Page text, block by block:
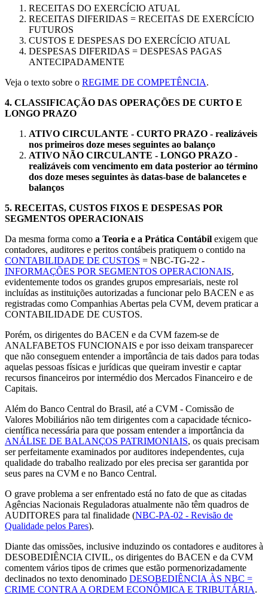
RECEITAS DO EXERCÍCIO ATUAL
RECEITAS DIFERIDAS = RECEITAS DE EXERCÍCIO
FUTUROS
CUSTOS E DESPESAS DO EXERCÍCIO ATUAL
DESPESAS DIFERIDAS = DESPESAS PAGAS
ANTECIPADAMENTE
Veja o texto sobre o REGIME DE COMPETÊNCIA.
4. CLASSIFICAÇÃO DAS OPERAÇÕES DE CURTO E
LONGO PRAZO
ATIVO CIRCULANTE - CURTO PRAZO - realizáveis
nos primeiros doze meses seguintes ao balanço
ATIVO NÃO CIRCULANTE - LONGO PRAZO -
realizáveis com vencimento em data posterior ao término
dos doze meses seguintes às datas-base de balancetes e
balanços
5. RECEITAS, CUSTOS FIXOS E DESPESAS POR
SEGMENTOS OPERACIONAIS
Da mesma forma como a Teoria e a Prática Contábil exigem que
contadores, auditores e peritos contábeis pratiquem o contido na
CONTABILIDADE DE CUSTOS = NBC-TG-22 -
INFORMAÇÕES POR SEGMENTOS OPERACIONAIS,
evidentemente todos os grandes grupos empresariais, neste rol
incluídas as instituições autorizadas a funcionar pelo BACEN e as
registradas como Companhias Abertas pela CVM, devem praticar a
CONTABILIDADE DE CUSTOS.
Porém, os dirigentes do BACEN e da CVM fazem-se de
ANALFABETOS FUNCIONAIS e por isso deixam transparecer
que não conseguem entender a importância de tais dados para todas
aquelas pessoas físicas e jurídicas que queiram investir e captar
recursos financeiros por intermédio dos Mercados Financeiro e de
Capitais.
Além do Banco Central do Brasil, até a CVM - Comissão de
Valores Mobiliários não tem dirigentes com a capacidade técnico-
científica necessária para que possam entender a importância da
ANÁLISE DE BALANÇOS PATRIMONIAIS, os quais precisam
ser perfeitamente examinados por auditores independentes, cuja
qualidade do trabalho realizado por eles precisa ser garantida por
seus pares na CVM e no Banco Central.
O grave problema a ser enfrentado está no fato de que as citadas
Agências Nacionais Reguladoras atualmente não têm quadros de
AUDITORES para tal finalidade (NBC-PA-02 - Revisão de
Qualidade pelos Pares).
Diante das omissões, inclusive induzindo os contadores e auditores à
DESOBEDIÊNCIA CIVIL, os dirigentes do BACEN e da CVM
comentem vários tipos de crimes que estão pormenorizadamente
declinados no texto denominado DESOBEDIÊNCIA ÀS NBC =
CRIME CONTRA A ORDEM ECONÔMICA E TRIBUTÁRIA.